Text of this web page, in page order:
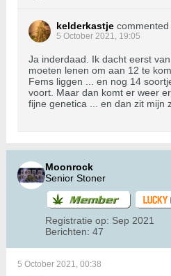
kelderkastje commented
5 October 2021, 19:05
Ja inderdaad. Ik dacht eerst
moeten lenen om aan 12 te
Fems liggen ... en nog 14
voort. Maar dan komt er weer
fijne genetica ... en dan zit mijn
Moonrock
Senior Stoner
Registratie op: Sep 2021
Berichten: 47
5 October 2021, 00:38